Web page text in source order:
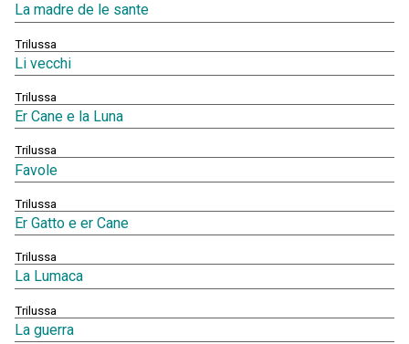
La madre de le sante
Trilussa
Li vecchi
Trilussa
Er Cane e la Luna
Trilussa
Favole
Trilussa
Er Gatto e er Cane
Trilussa
La Lumaca
Trilussa
La guerra